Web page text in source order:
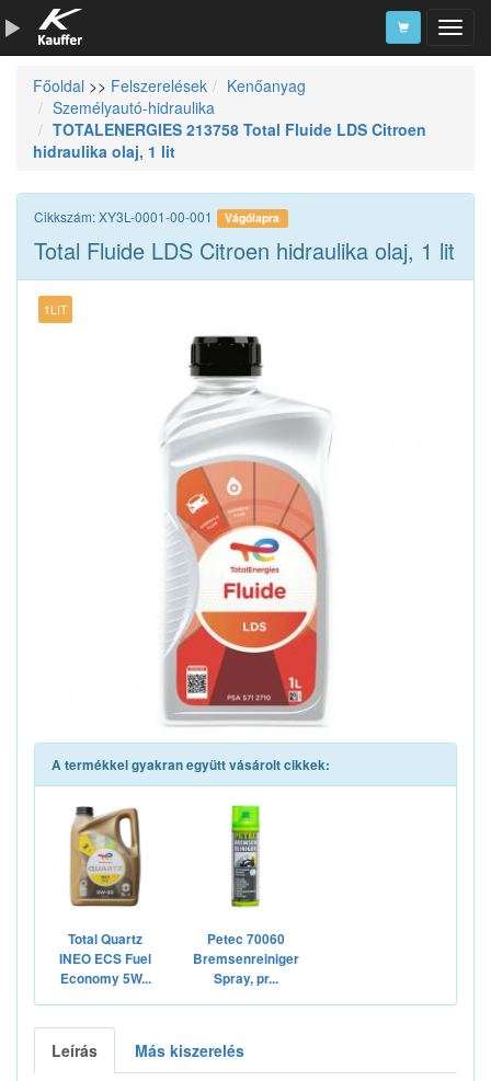
Szerszámkatalógus
Kosár
Főoldal >> Felszerelések
Kenőanyag
Személyautó-hidraulika
TOTALENERGIES 213758 Total Fluide LDS Citroen
hidraulika olaj, 1 lit
Cikkszám: XY3L-0001-00-001 Vágólapra
Total Fluide LDS Citroen hidraulika olaj, 1 lit
1LIT
A termékkel gyakran együtt vásárolt cikkek:
Total Quartz
INEO ECS Fuel
Economy 5W...
Petec 70060
Bremsenreiniger
Spray, pr...
Leírás Más kiszerelés